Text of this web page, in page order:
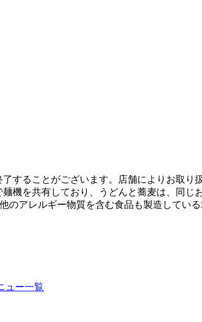
することがございます。店舗によりお取り
機を共有しており、うどんと蕎麦は、同
のアレルギー物質を含む食品も製造してい
ュー一覧